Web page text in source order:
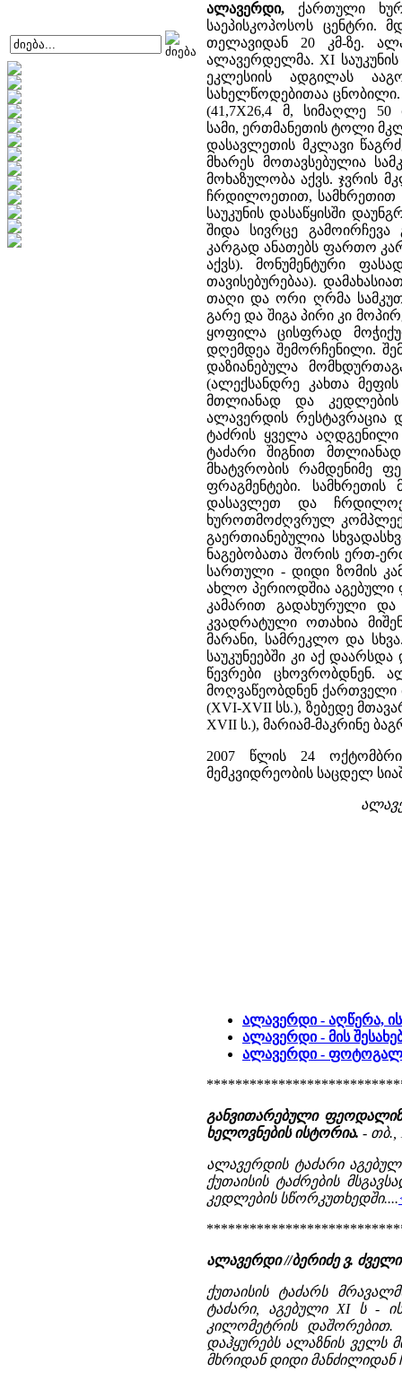
ალავერდი, ქართული
საეპისკოპოსოს ცენტრი.
თელავიდან 20 კმ-ზე.
ალავერდელმა. XI საუკუნის
ეკლესიის ადგილას
სახელწოდებითაა
(41,7X26,4 მ, სიმაღლე
სამი, ერთმანეთის ტოლი
დასავლეთის მკლავი
მხარეს მოთავსებულია
მოხაზულობა აქვს. ჯვრის
ჩრდილოეთით, სამხრეთით
საუკუნის დასაწყისში
შიდა სივრცე
კარგად ანათებს ფართო
აქვს). მონუმენტური
თავისებურებაა).
თაღი და ორი ღრმა
გარე და შიგა პირი კი
ყოფილა ცისფრად
დღემდეა შემორჩენილი.
დაზიანებულა
(ალექსანდრე კახთა
მთლიანად და კედლების
ალავერდის რესტავრაცია
ტაძრის ყველა
ტაძარი შიგნით
მხატვრობის რამდენიმე
ფრაგმენტები.
დასავლეთ და
ხუროთმოძღვრულ
გაერთიანებულია
ნაგებობათა შორის ერთ-
სართული - დიდი ზომის
ახლო პერიოდშია აგებული
კამარით გადახურული
კვადრატული ოთახია
მარანი, სამრეკლო და
საუკუნეებში კი აქ
წევრები ცხოვრობდნენ.
მოღვაწეობდნენ
(XVI-XVII სს.), ზებედე
XVII ს.), მარიამ-მაკრინე
2007 წლის 24
მემკვიდრეობის საცდელ
ალავერდი - აღწერა,
ალავერდი - მის
ალავერდი -
განვითარებული
ხელოვნების ისტორია. - თბ.,
ალავერდის ტაძარი
ქუთაისის ტაძრების
კედლების სწორკუთხედში....
ალავერდი //ბერიძე ვ.
ქუთაისის ტაძარს
ტაძარი, აგებული XI ს -
კილომეტრის დაშორებით.
დაჰყურებს ალაზნის ველს
მხრიდან დიდი მანძილიდან